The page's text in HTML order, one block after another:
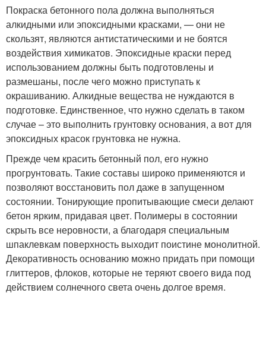
Покраска бетонного пола должна выполняться
алкидными или эпоксидными красками, — они не
скользят, являются антистатическими и не боятся
воздействия химикатов. Эпоксидные краски перед
использованием должны быть подготовлены и
размешаны, после чего можно приступать к
окрашиванию. Алкидные вещества не нуждаются в
подготовке. Единственное, что нужно сделать в таком
случае – это выполнить грунтовку основания, а вот для
эпоксидных красок грунтовка не нужна.
Прежде чем красить бетонный пол, его нужно
прогрунтовать. Такие составы широко применяются и
позволяют восстановить пол даже в запущенном
состоянии. Тонирующие пропитывающие смеси делают
бетон ярким, придавая цвет. Полимеры в состоянии
скрыть все неровности, а благодаря специальным
шпаклевкам поверхность выходит поистине монолитной.
Декоративность основанию можно придать при помощи
глиттеров, флоков, которые не теряют своего вида под
действием солнечного света очень долгое время.